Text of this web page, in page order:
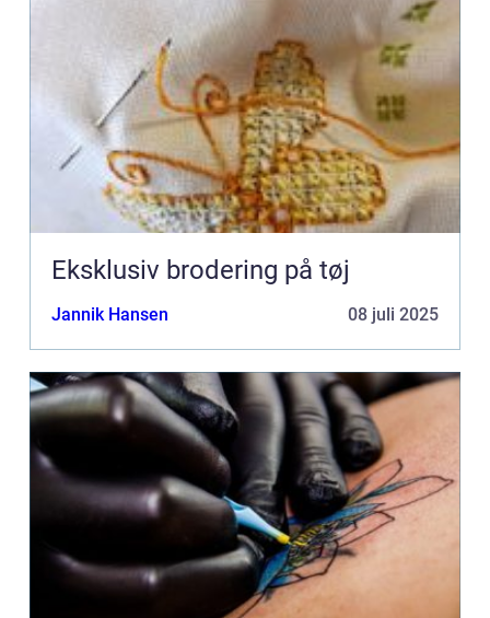
Eksklusiv brodering på tøj
Jannik Hansen 08 juli 2025